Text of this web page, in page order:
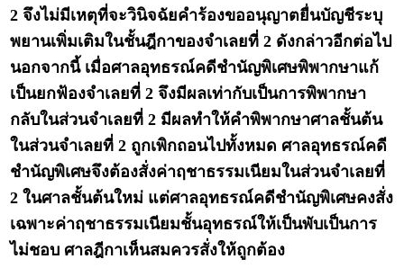
2 จึงไม่มีเหตุที่จะวินิจฉัยคำร้องขออนุญาตยื่นบัญชีระบุ
พยานเพิ่มเติมในชั้นฎีกาของจำเลยที่ 2 ดังกล่าวอีกต่อไป
นอกจากนี้ เมื่อศาลอุทธรณ์คดีชำนัญพิเศษพิพากษาแก้
เป็นยกฟ้องจำเลยที่ 2 จึงมีผลเท่ากับเป็นการพิพากษา
กลับในส่วนจำเลยที่ 2 มีผลทำให้คำพิพากษาศาลชั้นต้น
ในส่วนจำเลยที่ 2 ถูกเพิกถอนไปทั้งหมด ศาลอุทธรณ์คดี
ชำนัญพิเศษจึงต้องสั่งค่าฤชาธรรมเนียมในส่วนจำเลยที่
2 ในศาลชั้นต้นใหม่ แต่ศาลอุทธรณ์คดีชำนัญพิเศษคงสั่ง
เฉพาะค่าฤชาธรรมเนียมชั้นอุทธรณ์ให้เป็นพับเป็นการ
ไม่ชอบ ศาลฎีกาเห็นสมควรสั่งให้ถูกต้อง